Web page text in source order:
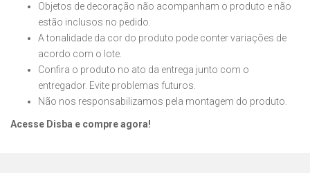
Objetos de decoração não acompanham o produto e não
estão inclusos no pedido.
A tonalidade da cor do produto pode conter variações de
acordo com o lote.
Confira o produto no ato da entrega junto com o
entregador. Evite problemas futuros.
Não nos responsabilizamos pela montagem do produto.
Acesse Disba e compre agora!